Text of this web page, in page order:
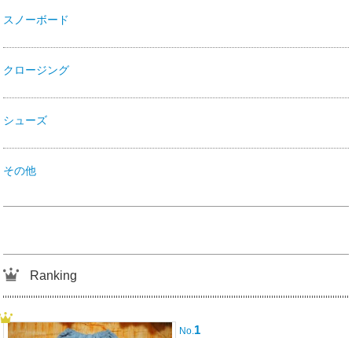
スノーボード
クロージング
シューズ
その他
Ranking
No.1